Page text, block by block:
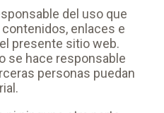
del uso que
enlaces e
presente sitio web.
se hace responsable
personas puedan